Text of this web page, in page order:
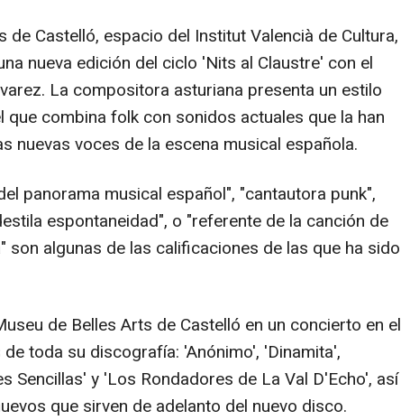
de Castelló, espacio del Institut Valencià de Cultura,
nueva edición del ciclo 'Nits al Claustre' con el
La compositora asturiana presenta un estilo
combina folk con sonidos actuales que la han
nuevas voces de la escena musical española.
panorama musical español", "cantautora punk",
espontaneidad", o "referente de la canción de
son algunas de las calificaciones de las que ha sido
de Belles Arts de Castelló en un concierto en el
toda su discografía: 'Anónimo', 'Dinamita',
Sencillas' y 'Los Rondadores de La Val D'Echo', así
que sirven de adelanto del nuevo disco.